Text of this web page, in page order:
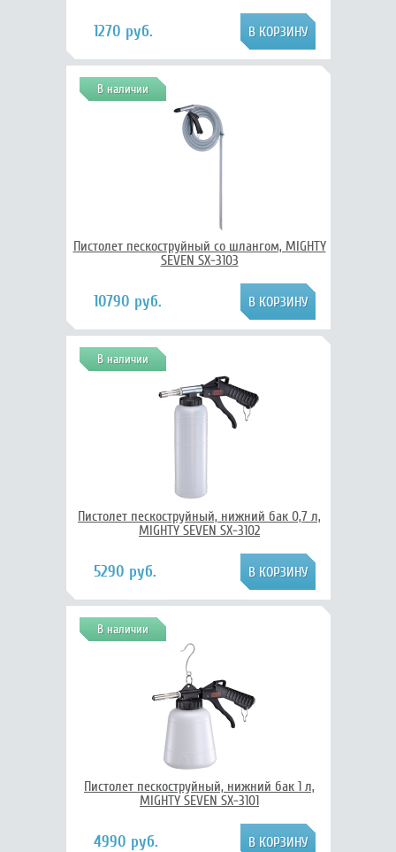
1270 руб.
В наличии
Пистолет пескоструйный со шлангом, MIGHTY
SEVEN SX-3103
10790 руб.
В наличии
Пистолет пескоструйный, нижний бак 0,7 л,
MIGHTY SEVEN SX-3102
5290 руб.
В наличии
Пистолет пескоструйный, нижний бак 1 л,
MIGHTY SEVEN SX-3101
4990 руб.